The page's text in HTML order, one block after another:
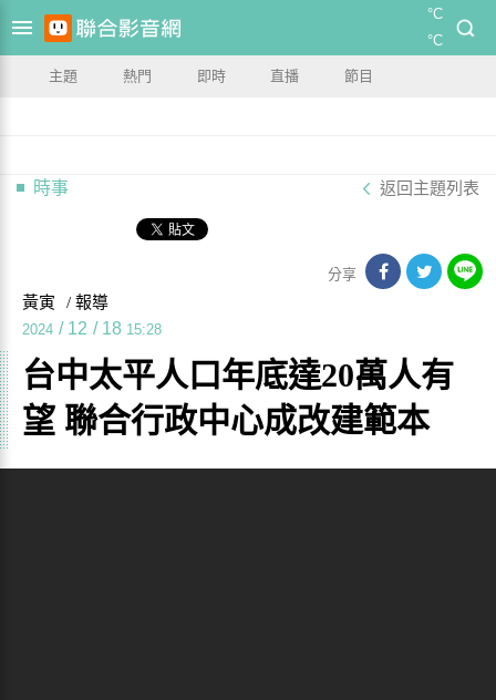
°C
°C
主題 熱門 即時 直播 節目
時事 返回主題列表
分享
黃寅 / 報導
2024 / 12 / 18 15:28
台中太平人口年底達20萬人有
望 聯合行政中心成改建範本